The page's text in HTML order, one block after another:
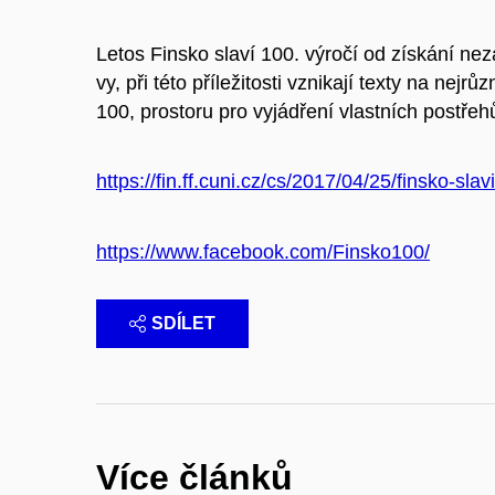
Letos Finsko slaví 100. výročí od získání
vy, při této příležitosti vznikají texty na
100, prostoru pro vyjádření vlastních
https://fin.ff.cuni.cz/cs/2017/04/25/finsko-
https://www.facebook.com/Finsko100/
SDÍLET
Více článků